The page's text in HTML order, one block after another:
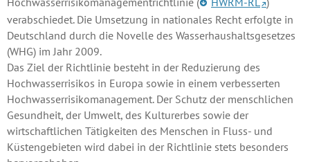
verabschiedet. Die Umsetzung in nationales Recht erfolgte in
Deutschland durch die Novelle des Wasserhaushaltsgesetzes
(WHG) im Jahr 2009.
Das Ziel der Richtlinie besteht in der Reduzierung des
Hochwasserrisikos in Europa sowie in einem verbesserten
Hochwasserrisikomanagement. Der Schutz der menschlichen
Gesundheit, der Umwelt, des Kulturerbes sowie der
wirtschaftlichen Tätigkeiten des Menschen in Fluss- und
Küstengebieten wird dabei in der Richtlinie stets besonders